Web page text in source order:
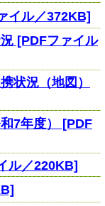
イル／372KB]
[PDFファイル
状況（地図）
7年度） [PDF
ル／220KB]